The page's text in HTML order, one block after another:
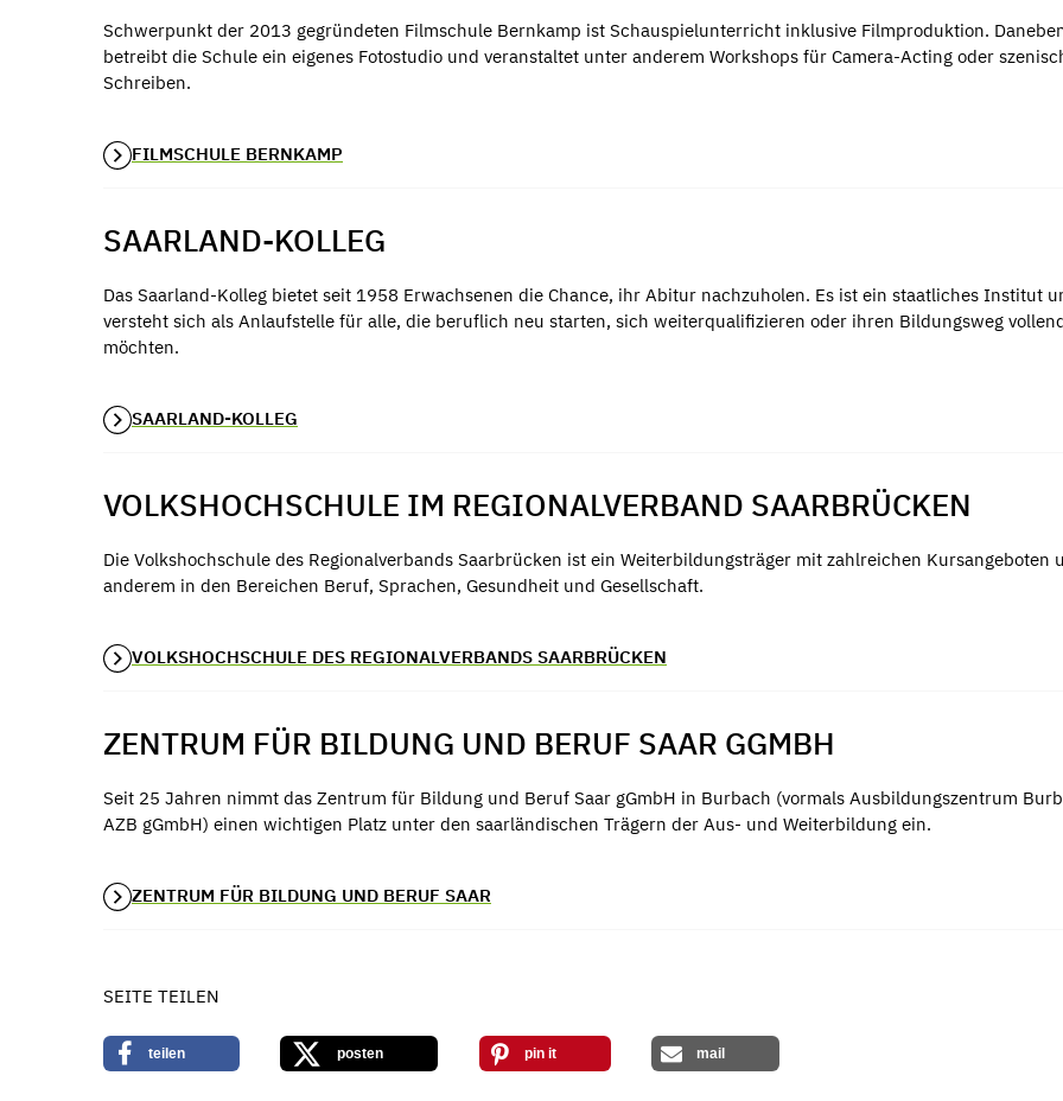
Schwerpunkt der 2013 gegründeten Filmschule Bernkamp ist Schauspielunterricht inklusive Filmproduktion.
betreibt die Schule ein eigenes Fotostudio und veranstaltet unter anderem Workshops für Camera-Acting oder
Schreiben.
FILMSCHULE BERNKAMP
SAARLAND-KOLLEG
Das Saarland-Kolleg bietet seit 1958 Erwachsenen die Chance, ihr Abitur nachzuholen. Es ist ein staatliches Institut
versteht sich als Anlaufstelle für alle, die beruflich neu starten, sich weiterqualifizieren oder ihren Bildungsweg
möchten.
SAARLAND-KOLLEG
VOLKSHOCHSCHULE IM REGIONALVERBAND SAARBRÜCKEN
Die Volkshochschule des Regionalverbands Saarbrücken ist ein Weiterbildungsträger mit zahlreichen Kursangeboten
anderem in den Bereichen Beruf, Sprachen, Gesundheit und Gesellschaft.
VOLKSHOCHSCHULE DES REGIONALVERBANDS SAARBRÜCKEN
ZENTRUM FÜR BILDUNG UND BERUF SAAR GGMBH
Seit 25 Jahren nimmt das Zentrum für Bildung und Beruf Saar gGmbH in Burbach (vormals Ausbildungszentrum
AZB gGmbH) einen wichtigen Platz unter den saarländischen Trägern der Aus- und Weiterbildung ein.
ZENTRUM FÜR BILDUNG UND BERUF SAAR
SEITE TEILEN
teilen posten pin it mail